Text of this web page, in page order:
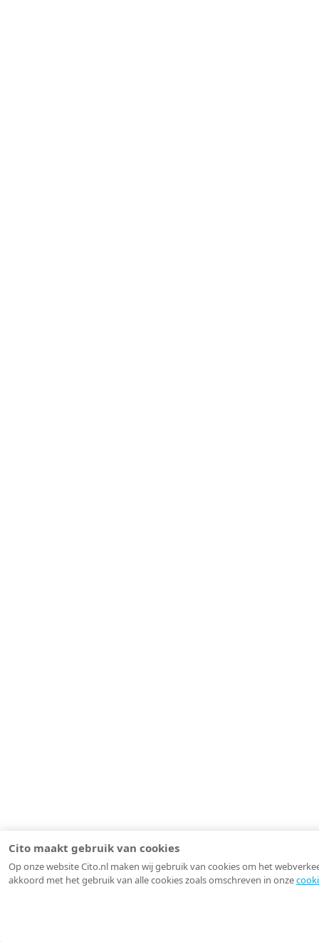
Cito maakt gebruik van cookies
Op onze website Cito.nl maken wij gebruik van cookies om het
akkoord met het gebruik van alle cookies zoals omschreven in onze